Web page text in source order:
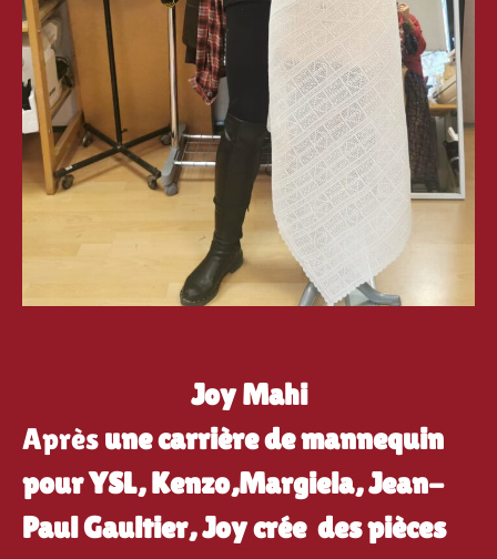
Joy Mahi
Aprèsune carrière de mannequin
pour YSL, Kenzo,Margiela, Jean-
Paul Gaultier, Joy crée des pièces